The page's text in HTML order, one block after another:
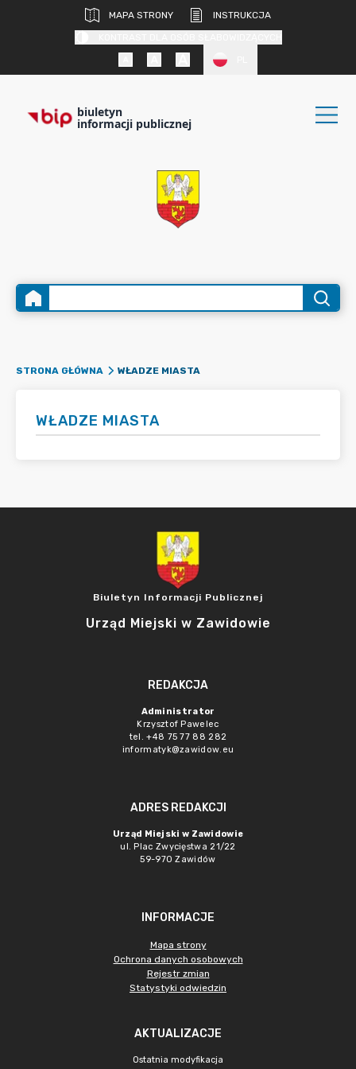
MAPA STRONY
INSTRUKCJA
biuletyn
informacji publicznej
STRONA GŁÓWNA WŁADZE MIASTA
WŁADZE MIASTA
Biuletyn Informacji Publicznej
Urząd Miejski w Zawidowie
REDAKCJA
Administrator
Krzysztof Pawelec
tel. +48 75 77 88 282
informatyk@zawidow.eu
ADRES REDAKCJI
Urząd Miejski w Zawidowie
ul. Plac Zwycięstwa 21/22
59-970 Zawidów
INFORMACJE
Mapa strony
Ochrona danych osobowych
Rejestr zmian
Statystyki odwiedzin
AKTUALIZACJE
Ostatnia modyfikacja